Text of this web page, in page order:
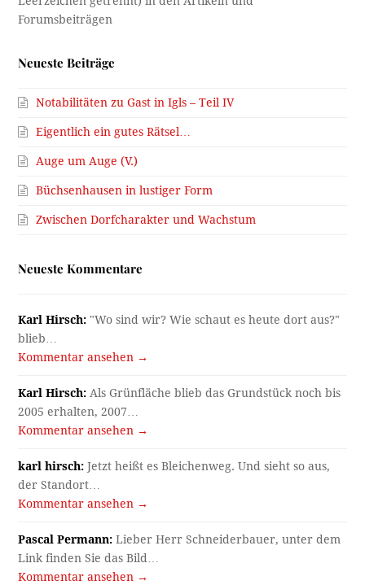
Neueste Beiträge
Notabilitäten zu Gast in Igls – Teil IV
Eigentlich ein gutes Rätsel…
Auge um Auge (V.)
Büchsenhausen in lustiger Form
Zwischen Dorfcharakter und Wachstum
Neueste Kommentare
Karl Hirsch: "Wo sind wir? Wie schaut es heute dort aus?"
blieb…
Kommentar ansehen →
Karl Hirsch: Als Grünfläche blieb das Grundstück noch bis
2005 erhalten, 2007…
Kommentar ansehen →
karl hirsch: Jetzt heißt es Bleichenweg. Und sieht so aus,
der Standort…
Kommentar ansehen →
Pascal Permann: Lieber Herr Schneiderbauer, unter dem
Link finden Sie das Bild…
Kommentar ansehen →